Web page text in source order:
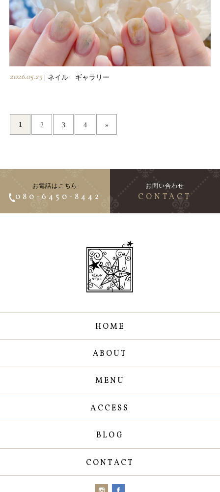
2026.05.23| ネイル ギャラリー
1 2 3 4 »
お電話はこちら
080-6450-8442
お問い合わせ
CONTACT
HOME
ABOUT
MENU
ACCESS
BLOG
CONTACT